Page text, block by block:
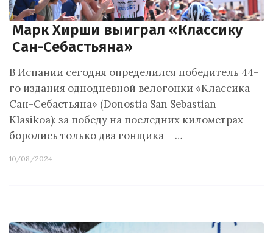
Марк Хирши выиграл «Классику
Сан-Себастьяна»
В Испании сегодня определился победитель 44-
го издания однодневной велогонки «Классика
Сан-Себастьяна» (Donostia San Sebastian
Klasikoa): за победу на последних километрах
боролись только два гонщика —…
10/08/2024